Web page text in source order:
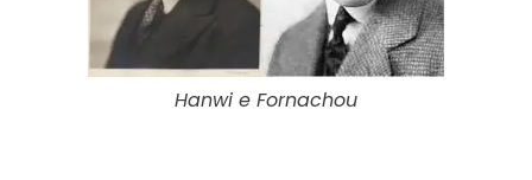
Hanwi e Fornachou